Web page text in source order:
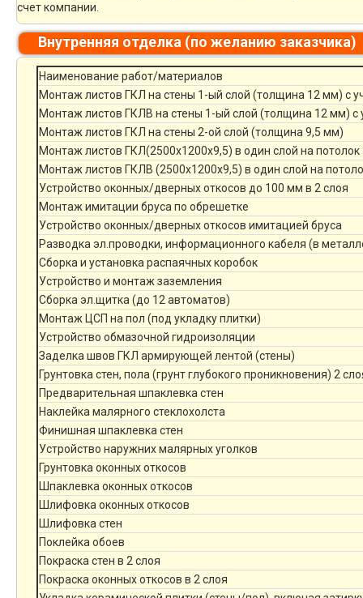
счет компании.
Внутренняя отделка (по желанию заказчика)
Наименование работ/материалов
Монтаж листов ГКЛ на стены 1-ый слой (толщина 12 мм) с
Монтаж листов ГКЛВ на стены 1-ый слой (толщина 12 мм) с
Монтаж листов ГКЛ на стены 2-ой слой (толщина 9,5 мм)
Монтаж листов ГКЛ(2500х1200х9,5) в один слой на потолок
Монтаж листов ГКЛВ (2500х1200х9,5) в один слой на
Устройство оконных/дверных откосов до 100 мм в 2 слоя
Монтаж имитации бруса по обрешетке
Устройство оконных/дверных откосов имитацией бруса
Разводка эл.проводки, информационного кабеля (в
Сборка и установка распаячных коробок
Устройство и монтаж заземления
Сборка эл.щитка (до 12 автоматов)
Монтаж ЦСП на пол (под укладку плитки)
Устройство обмазочной гидроизоляции
Заделка швов ГКЛ армирующей лентой (стены)
Грунтовка стен, пола (грунт глубокого проникновения) 2
Предварительная шпаклевка стен
Наклейка малярного стеклохолста
Финишная шпаклевка стен
Устройство наружних малярных уголков
Грунтовка оконных откосов
Шпаклевка оконных откосов
Шлифовка оконных откосов
Шлифовка стен
Поклейка обоев
Покраска стен в 2 слоя
Покраска оконных откосов в 2 слоя